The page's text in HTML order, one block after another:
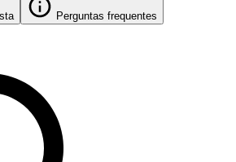
Perguntas frequentes